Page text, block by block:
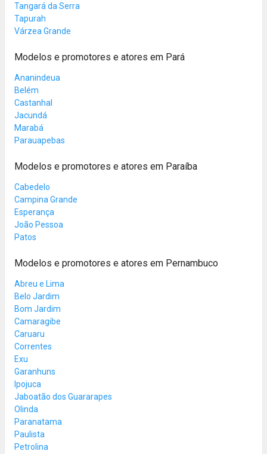
Tangará da Serra
Tapurah
Várzea Grande
Modelos e promotores e atores em Pará
Ananindeua
Belém
Castanhal
Jacundá
Marabá
Parauapebas
Modelos e promotores e atores em Paraíba
Cabedelo
Campina Grande
Esperança
João Pessoa
Patos
Modelos e promotores e atores em Pernambuco
Abreu e Lima
Belo Jardim
Bom Jardim
Camaragibe
Caruaru
Correntes
Exu
Garanhuns
Ipojuca
Jaboatão dos Guararapes
Olinda
Paranatama
Paulista
Petrolina